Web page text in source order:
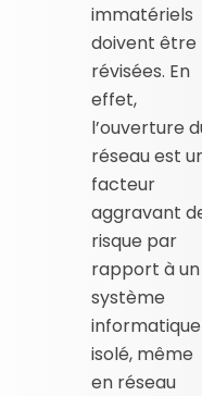
immatériels
doivent être
révisées. En
effet,
l’ouverture
réseau est
facteur
aggravant
risque par
rapport à un
système
informatique
isolé, même
en réseau